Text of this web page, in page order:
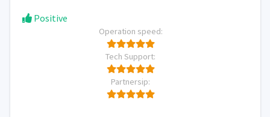
Positive
Operation speed:
Tech Support:
Partnersip: